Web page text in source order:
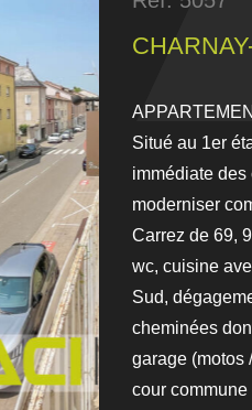
Situé au 1er
immédiate des
moderniser
Carrez de 69,
wc, cuisine
Sud,
cheminées
garage (motos
cour